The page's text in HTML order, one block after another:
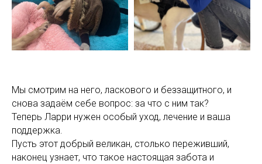
Мы смотрим на него, ласкового и беззащитного, и
снова задаём себе вопрос: за что с ним так?
Теперь Ларри нужен особый уход, лечение и ваша
поддержка.
Пусть этот добрый великан, столько переживший,
наконец узнает, что такое настоящая забота и